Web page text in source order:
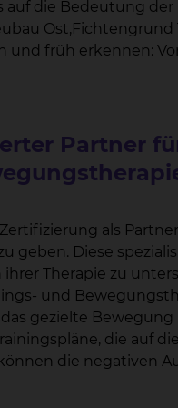
die Bedeutung
Ost,Fichtengrund
und früh erkennen:
– 18:15 Uhr: „Moderne
– Zeig
„Der Fokus
Verfahren und
Lebensqualität
und
ergänzt Prof.
und Aktionen:
Partner
als
ist
Therapie zu
und
gezielte
die negativen